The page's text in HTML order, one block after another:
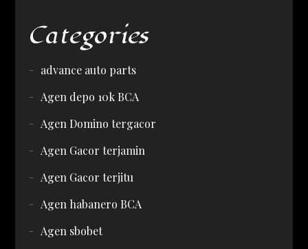
Categories
advance auto parts
Agen depo 10k BCA
Agen Domino tergacor
Agen Gacor terjamin
Agen Gacor terjitu
Agen habanero BCA
Agen sbobet